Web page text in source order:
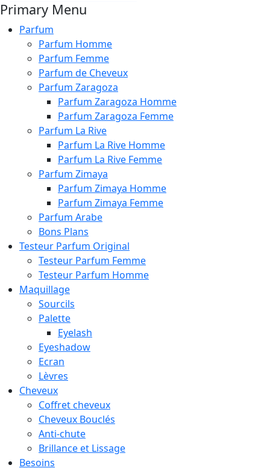
Primary Menu
Parfum
Parfum Homme
Parfum Femme
Parfum de Cheveux
Parfum Zaragoza
Parfum Zaragoza Homme
Parfum Zaragoza Femme
Parfum La Rive
Parfum La Rive Homme
Parfum La Rive Femme
Parfum Zimaya
Parfum Zimaya Homme
Parfum Zimaya Femme
Parfum Arabe
Bons Plans
Testeur Parfum Original
Testeur Parfum Femme
Testeur Parfum Homme
Maquillage
Sourcils
Palette
Eyelash
Eyeshadow
Ecran
Lèvres
Cheveux
Coffret cheveux
Cheveux Bouclés
Anti-chute
Brillance et Lissage
Besoins